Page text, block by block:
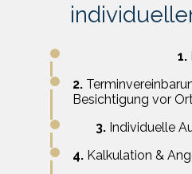
1.
2.
Besichtigung vor
3. Individuelle
4. Kalkulation &